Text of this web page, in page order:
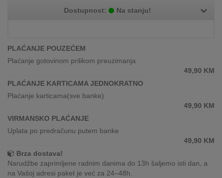
KAKO
IZ
OZNAKE
UČINKOVITOSTI
DIGITALIS
Dostupnost: Na stanju!
PLAĆANJE POUZEĆEM
Plaćanje gotovinom prilikom preuzimanja
49,90 KM
PLAĆANJE KARTICAMA JEDNOKRATNO
Plaćanje karticama(sve banke)
49,90 KM
VIRMANSKO PLAĆANJE
Uplata po predračunu putem banke
49,90 KM
Brza dostava!
Narudžbe zaprimljene radnim danima do 13h šaljemo isti dan, a
na Vašoj adresi paket je već za 24–48h.